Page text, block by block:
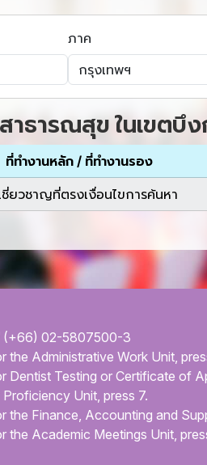
ภาค
าธารณสุข ในเขตบึ
ที่ทำงานหลัก / ที่ทำงานรอง
ชี่ยวชาญที่ตรงเงื่อนไขการค้นหา
(+66) 02-5807500-3
the Administrative Work Unit,
Dentist Testing or Certificate of
Unit, press 7.
the Finance, Accounting and
the Academic Meetings Unit,